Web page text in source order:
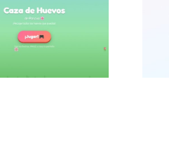
Caza de huevos